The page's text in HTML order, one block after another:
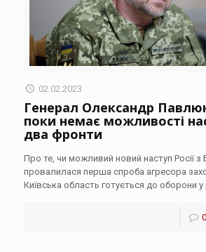
02.02.2023
Генерал Олександр
поки немає можливості
два фронти
Про те, чи можливий новий наступ Росії з
провалилася перша спроба агресора
Київська область готується до оборони у
0